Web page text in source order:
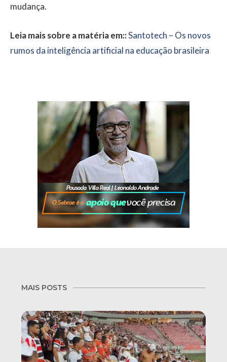
mudança.
Leia mais sobre a matéria em::Santotech – Os novos
rumos da inteligência artificial na educação brasileira
MAIS POSTS